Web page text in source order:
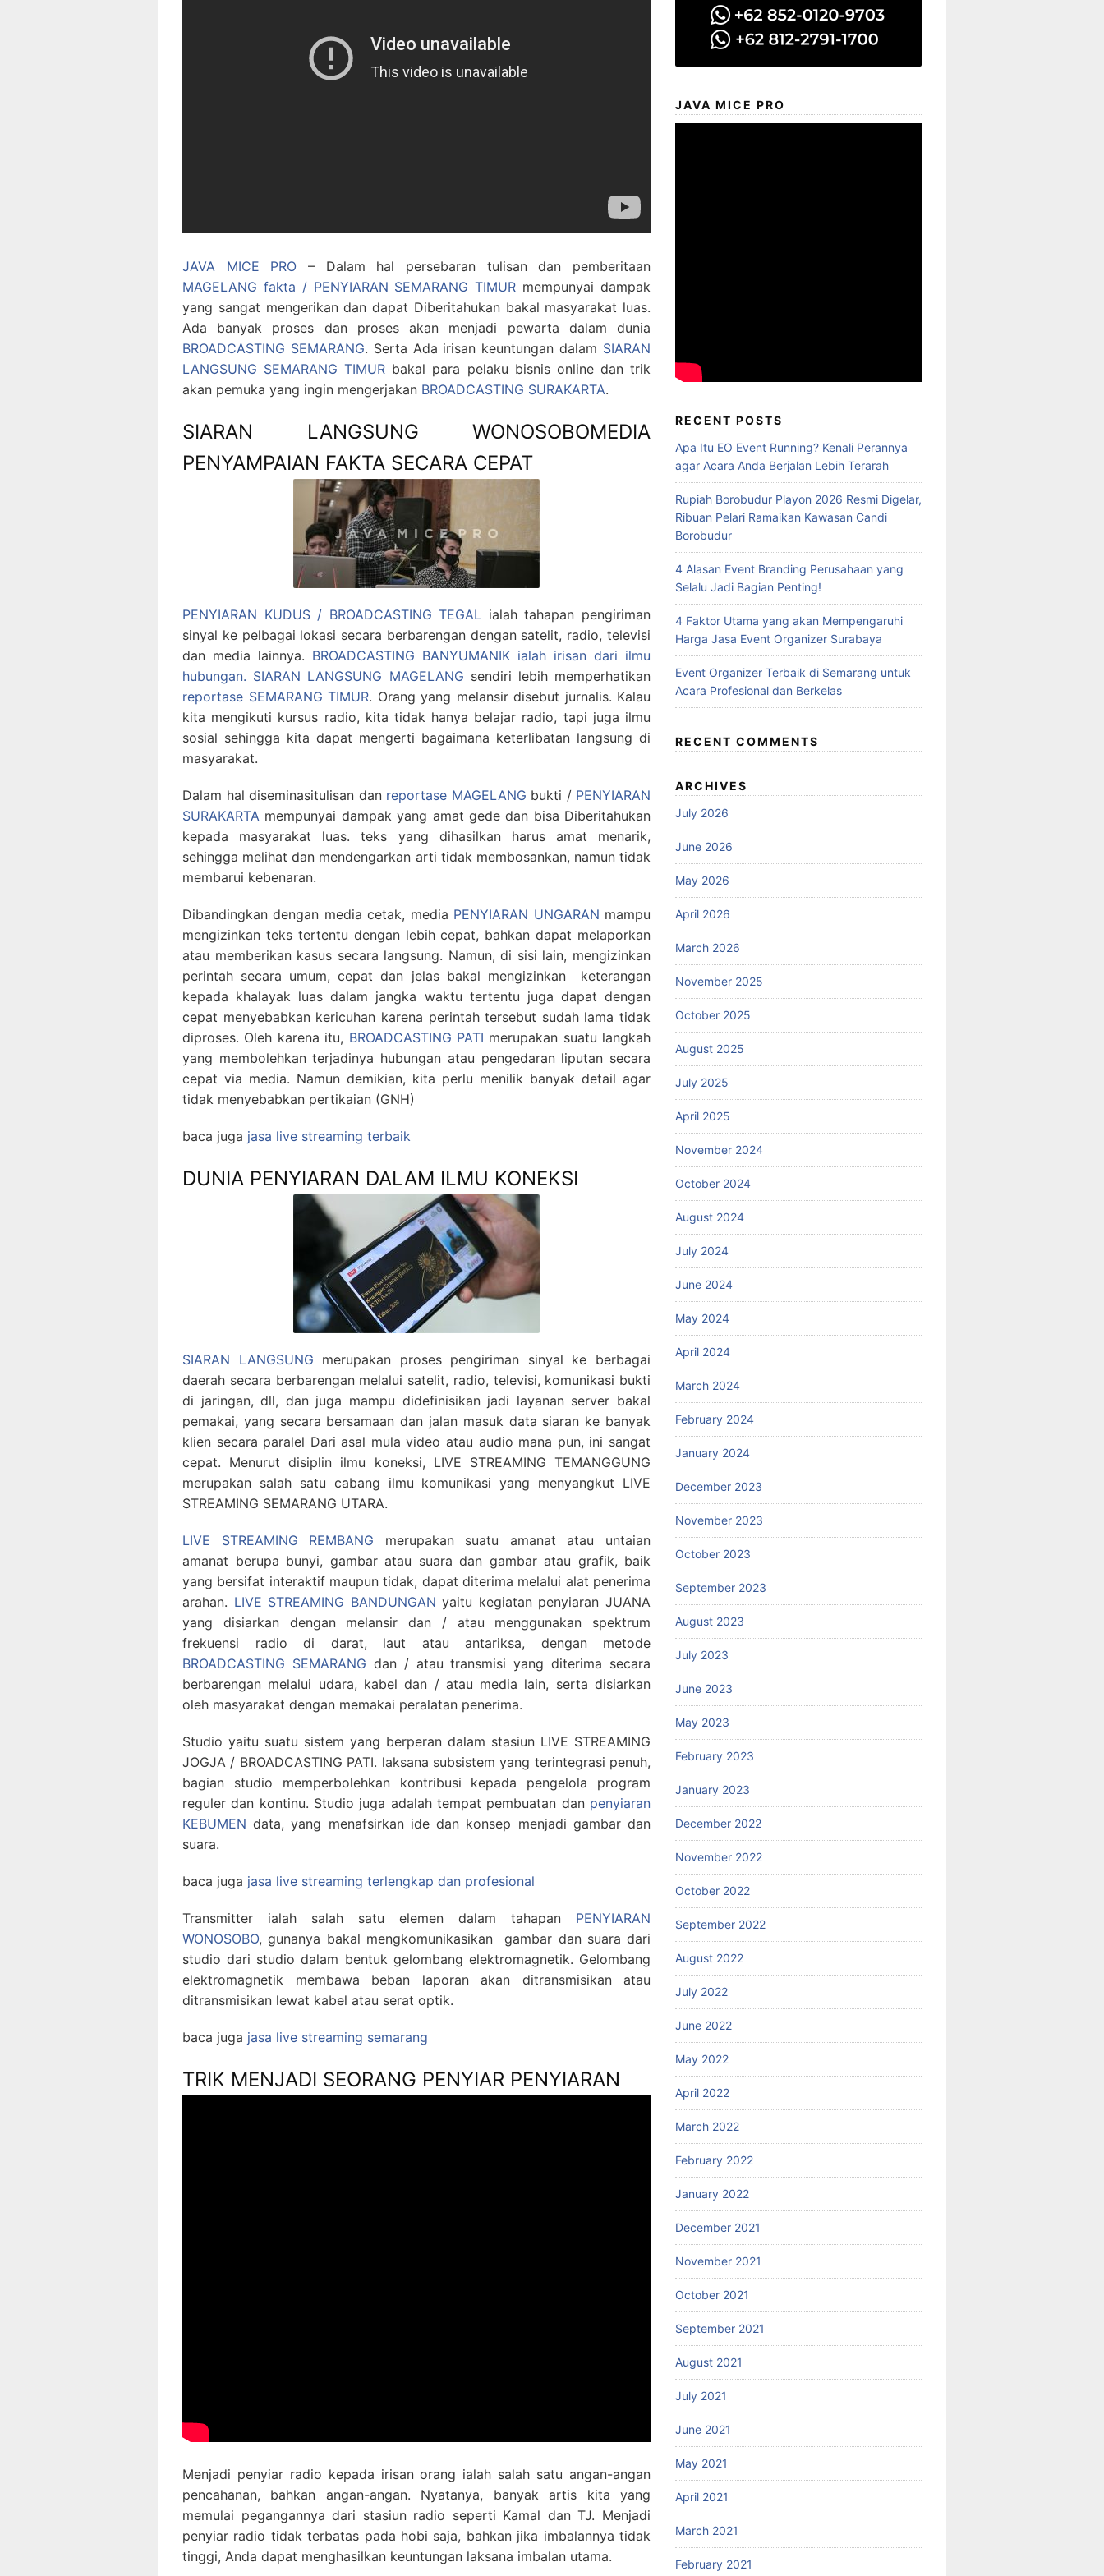
JAVA MICE PRO – Dalam hal persebaran tulisan dan pemberitaan
MAGELANG fakta / PENYIARAN SEMARANG TIMUR mempunyai dampak
yang sangat mengerikan dan dapat Diberitahukan bakal masyarakat luas.
Ada banyak proses dan proses akan menjadi pewarta dalam dunia
BROADCASTING SEMARANG. Serta Ada irisan keuntungan dalam SIARAN
LANGSUNG SEMARANG TIMUR bakal para pelaku bisnis online dan trik
akan pemuka yang ingin mengerjakan BROADCASTING SURAKARTA.
SIARAN LANGSUNG WONOSOBOMEDIA
PENYAMPAIAN FAKTA SECARA CEPAT
PENYIARAN KUDUS / BROADCASTING TEGAL ialah tahapan pengiriman
sinyal ke pelbagai lokasi secara berbarengan dengan satelit, radio, televisi
dan media lainnya. BROADCASTING BANYUMANIK ialah irisan dari ilmu
hubungan. SIARAN LANGSUNG MAGELANG sendiri lebih memperhatikan
reportase SEMARANG TIMUR. Orang yang melansir disebut jurnalis. Kalau
kita mengikuti kursus radio, kita tidak hanya belajar radio, tapi juga ilmu
sosial sehingga kita dapat mengerti bagaimana keterlibatan langsung di
masyarakat.
Dalam hal diseminasitulisan dan reportase MAGELANG bukti / PENYIARAN
SURAKARTA mempunyai dampak yang amat gede dan bisa Diberitahukan
kepada masyarakat luas. teks yang dihasilkan harus amat menarik,
sehingga melihat dan mendengarkan arti tidak membosankan, namun tidak
membarui kebenaran.
Dibandingkan dengan media cetak, media PENYIARAN UNGARAN mampu
mengizinkan teks tertentu dengan lebih cepat, bahkan dapat melaporkan
atau memberikan kasus secara langsung. Namun, di sisi lain, mengizinkan
perintah secara umum, cepat dan jelas bakal mengizinkan keterangan
kepada khalayak luas dalam jangka waktu tertentu juga dapat dengan
cepat menyebabkan kericuhan karena perintah tersebut sudah lama tidak
diproses. Oleh karena itu, BROADCASTING PATI merupakan suatu langkah
yang membolehkan terjadinya hubungan atau pengedaran liputan secara
cepat via media. Namun demikian, kita perlu menilik banyak detail agar
tidak menyebabkan pertikaian (GNH)
baca juga jasa live streaming terbaik
DUNIA PENYIARAN DALAM ILMU KONEKSI
SIARAN LANGSUNG merupakan proses pengiriman sinyal ke berbagai
daerah secara berbarengan melalui satelit, radio, televisi, komunikasi bukti
di jaringan, dll, dan juga mampu didefinisikan jadi layanan server bakal
pemakai, yang secara bersamaan dan jalan masuk data siaran ke banyak
klien secara paralel Dari asal mula video atau audio mana pun, ini sangat
cepat. Menurut disiplin ilmu koneksi, LIVE STREAMING TEMANGGUNG
merupakan salah satu cabang ilmu komunikasi yang menyangkut LIVE
STREAMING SEMARANG UTARA.
LIVE STREAMING REMBANG merupakan suatu amanat atau untaian
amanat berupa bunyi, gambar atau suara dan gambar atau grafik, baik
yang bersifat interaktif maupun tidak, dapat diterima melalui alat penerima
arahan. LIVE STREAMING BANDUNGAN yaitu kegiatan penyiaran JUANA
yang disiarkan dengan melansir dan / atau menggunakan spektrum
frekuensi radio di darat, laut atau antariksa, dengan metode
BROADCASTING SEMARANG dan / atau transmisi yang diterima secara
berbarengan melalui udara, kabel dan / atau media lain, serta disiarkan
oleh masyarakat dengan memakai peralatan penerima.
Studio yaitu suatu sistem yang berperan dalam stasiun LIVE STREAMING
JOGJA / BROADCASTING PATI. laksana subsistem yang terintegrasi penuh,
bagian studio memperbolehkan kontribusi kepada pengelola program
reguler dan kontinu. Studio juga adalah tempat pembuatan dan penyiaran
KEBUMEN data, yang menafsirkan ide dan konsep menjadi gambar dan
suara.
baca juga jasa live streaming terlengkap dan profesional
Transmitter ialah salah satu elemen dalam tahapan PENYIARAN
WONOSOBO, gunanya bakal mengkomunikasikan gambar dan suara dari
studio dari studio dalam bentuk gelombang elektromagnetik. Gelombang
elektromagnetik membawa beban laporan akan ditransmisikan atau
ditransmisikan lewat kabel atau serat optik.
baca juga jasa live streaming semarang
TRIK MENJADI SEORANG PENYIAR PENYIARAN
Menjadi penyiar radio kepada irisan orang ialah salah satu angan-angan
pencahanan, bahkan angan-angan. Nyatanya, banyak artis kita yang
memulai pegangannya dari stasiun radio seperti Kamal dan TJ. Menjadi
penyiar radio tidak terbatas pada hobi saja, bahkan jika imbalannya tidak
tinggi, Anda dapat menghasilkan keuntungan laksana imbalan utama.
JAVA MICE PRO
RECENT POSTS
Apa Itu EO Event Running? Kenali Perannya
agar Acara Anda Berjalan Lebih Terarah
Rupiah Borobudur Playon 2026 Resmi Digelar,
Ribuan Pelari Ramaikan Kawasan Candi
Borobudur
4 Alasan Event Branding Perusahaan yang
Selalu Jadi Bagian Penting!
4 Faktor Utama yang akan Mempengaruhi
Harga Jasa Event Organizer Surabaya
Event Organizer Terbaik di Semarang untuk
Acara Profesional dan Berkelas
RECENT COMMENTS
ARCHIVES
July 2026
June 2026
May 2026
April 2026
March 2026
November 2025
October 2025
August 2025
July 2025
April 2025
November 2024
October 2024
August 2024
July 2024
June 2024
May 2024
April 2024
March 2024
February 2024
January 2024
December 2023
November 2023
October 2023
September 2023
August 2023
July 2023
June 2023
May 2023
February 2023
January 2023
December 2022
November 2022
October 2022
September 2022
August 2022
July 2022
June 2022
May 2022
April 2022
March 2022
February 2022
January 2022
December 2021
November 2021
October 2021
September 2021
August 2021
July 2021
June 2021
May 2021
April 2021
March 2021
February 2021